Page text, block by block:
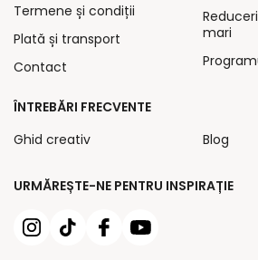
URMĂREȘTE-NE PENTRU INSPIRAȚIE
Termene și condiții
Plată și transport
Contact
mari
ÎNTREBĂRI FRECVENTE
Ghid creativ
Blog